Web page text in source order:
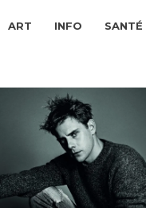
ART INFO SANTÉ